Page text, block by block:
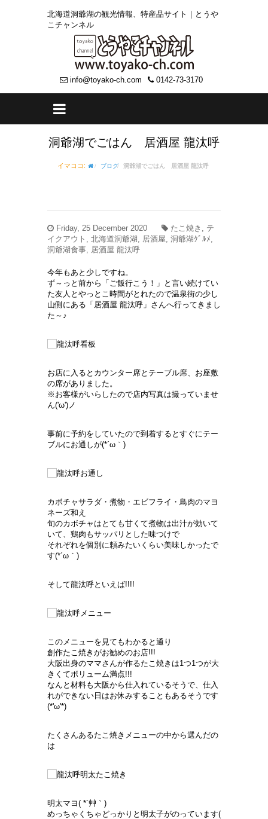
北海道洞爺湖の観光情報、特産品サイト｜とうや
こチャンネル
info@toyako-ch.com 0142-73-3170
洞爺湖でごはん 居酒屋 龍汰呼
イマココ: ブログ 洞爺湖でごはん 居酒屋 龍汰呼
Friday, 25 December 2020
たこ焼き, テ
イクアウト, 北海道洞爺湖, 居酒屋, 洞爺湖ｸﾞﾙﾒ,
洞爺湖食事, 居酒屋 龍汰呼
今年もあと少しですね。
ず～っと前から「ご飯行こう！」と言い続けてい
た友人とやっとこ時間がとれたので温泉街の少し
山側にある「居酒屋 龍汰呼」さんへ行ってきまし
た～♪
お店に入るとカウンター席とテーブル席、お座敷
の席がありました。
※お客様がいらしたので店内写真は撮っていませ
ん('ω')ノ
事前に予約をしていたので到着するとすぐにテー
ブルにお通しが(*´ω｀)
カボチャサラダ・煮物・エビフライ・鳥肉のマヨ
ネーズ和え
旬のカボチャはとても甘くて煮物は出汁が効いて
いて、鶏肉もサッパリとした味つけで
それぞれを個別に頼みたいくらい美味しかったで
す(*´ω｀)
そして龍汰呼といえば!!!!
このメニューを見てもわかると通り
創作たこ焼きがお勧めのお店!!!
大阪出身のママさんが作るたこ焼きは1つ1つが大
きくてボリューム満点!!!
なんと材料も大阪から仕入れているそうで、仕入
れができない日はお休みすることもあるそうです
(*'ω'*)
たくさんあるたこ焼きメニューの中から選んだの
は
明太マヨ( *´艸｀)
めっちゃくちゃどっかりと明太子がのっています(